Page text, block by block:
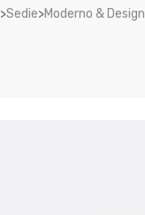
>Sedie>Moderno & Design